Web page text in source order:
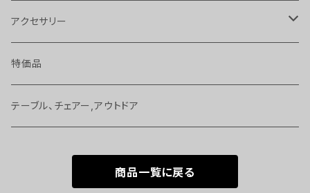
変速、ギヤ、ブレーキ
バッグ、アクセサリー
ヘッドパーツ、スペーサー 等
シートポスト、サドル
サングラス
ジャージ、T－シャツ 等
ヘルメット
アクセサリー
ボトル
サイクルコンピューター
特価品
テーブル、チェアー,アウトドア
商品一覧に戻る